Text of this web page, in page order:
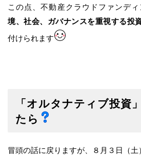
この点、不動産クラウドファンディ
境、社会、ガバナンスを重視する投
付けられます
「オルタナティブ投資
たら
冒頭の話に戻りますが、８月３日（